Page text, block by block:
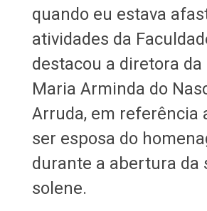
quando eu estava
atividades da
destacou a diretora da
Maria Arminda do
Arruda, em referência
ser esposa do
durante a abertura da
solene.